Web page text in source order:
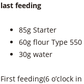
last feeding
85g Starter
60g flour Type 550
30g water
First feeding(6 o’clock